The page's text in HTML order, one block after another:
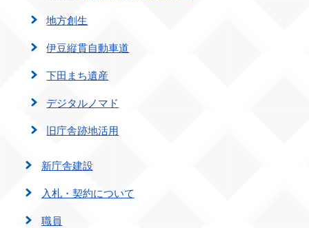
地方創生
伊豆縦貫自動車道
下田まち遺産
デジタルノマド
旧庁舎跡地活用
新庁舎建設
入札・契約について
職員